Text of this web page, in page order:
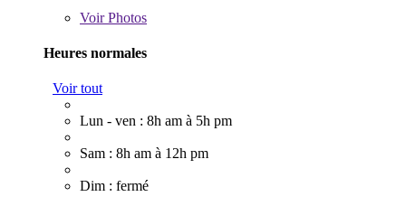
VoirPhotos
Heures normales
Voir tout
Lun - ven : 8h am à 5h pm
Sam : 8h am à 12h pm
Dim : fermé